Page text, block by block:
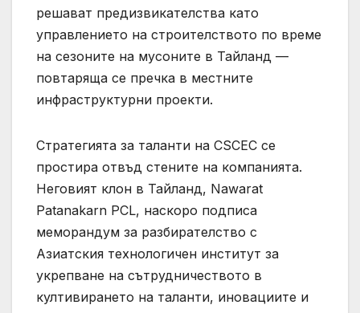
решават предизвикателства като
управлението на строителството по време
на сезоните на мусоните в Тайланд —
повтаряща се пречка в местните
инфраструктурни проекти.
Стратегията за таланти на CSCEC се
простира отвъд стените на компанията.
Неговият клон в Тайланд, Nawarat
Patanakarn PCL, наскоро подписа
меморандум за разбирателство с
Азиатския технологичен институт за
укрепване на сътрудничеството в
култивирането на таланти, иновациите и